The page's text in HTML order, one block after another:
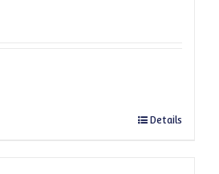
Dieses Produkt weist mehrere Varianten
Details